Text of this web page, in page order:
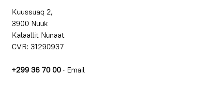
Kuussuaq 2,
3900 Nuuk
Kalaallit Nunaat
CVR: 31290937
+299 36 70 00 · Email